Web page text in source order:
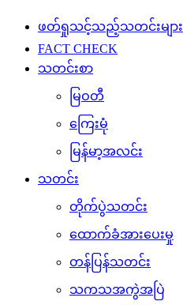
ဖတ်ရှုသင့်သည့်သတင်းများ
FACT CHECK
သတင်းစာ
မြဝတီ
ကြေးမုံ
မြန်မာ့အလင်း
သတင်း
တိုက်ပွဲသတင်း
ထောက်ခံအားပေးမှု
တန်ပြန်သတင်း
သကသအကွဲအပြဲ